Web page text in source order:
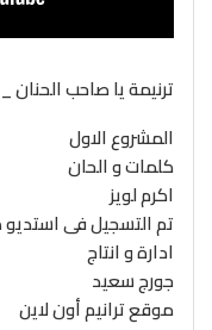
ترنيمة يا صاحب
المشروع الاول
كلمات و الحان
اكرم لويز
تم التسجيل فى
ادارة و انتاج
جورج سعيد
موقع ترانيم أون لاين